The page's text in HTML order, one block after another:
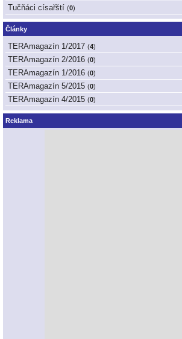
Tučňáci císařští (0)
Články
TERAmagazín 1/2017 (4)
TERAmagazín 2/2016 (0)
TERAmagazín 1/2016 (0)
TERAmagazín 5/2015 (0)
TERAmagazín 4/2015 (0)
Reklama